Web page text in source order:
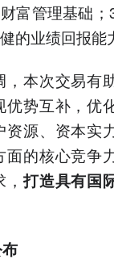
富管理基础
的业绩回报能
，本次交易有
优势互补，优
资源、资本实
面的核心竞争
，打造具有国